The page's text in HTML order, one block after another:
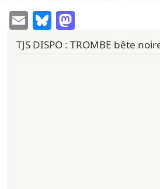
EmailBluesky
TJS DISPO : TROMBE bête